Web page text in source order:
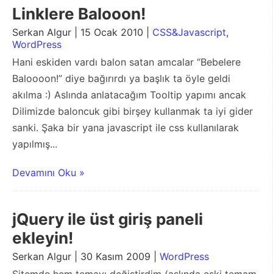
Linklere Balooon!
Serkan Algur | 15 Ocak 2010 | CSS&Javascript,
WordPress
Hani eskiden vardı balon satan amcalar “Bebelere
Baloooon!” diye bağırırdı ya başlık ta öyle geldi
akılma :) Aslında anlatacağım Tooltip yapımı ancak
Dilimizde baloncuk gibi birşey kullanmak ta iyi gider
sanki. Şaka bir yana javascript ile css kullanılarak
yapılmış...
Devamını Oku »
jQuery ile üst giriş paneli
ekleyin!
Serkan Algur | 30 Kasım 2009 | WordPress